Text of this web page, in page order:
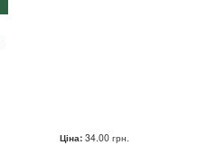
Ціна: 34.00 грн.